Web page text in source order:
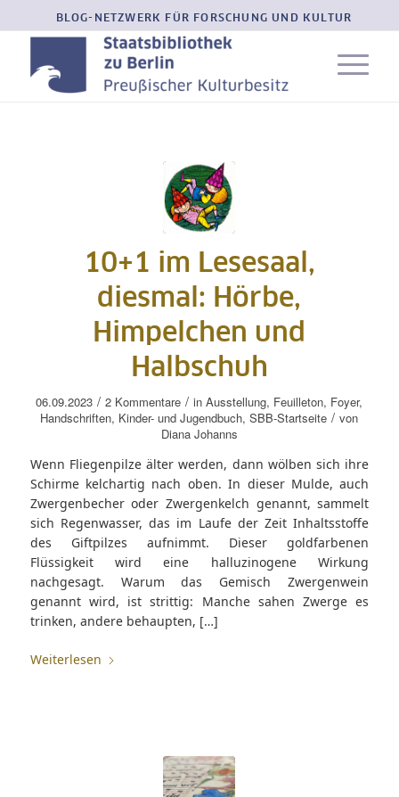
BLOG-NETZWERK FÜR FORSCHUNG UND KULTUR
10+1 im Lesesaal,
diesmal: Hörbe,
Himpelchen und
Halbschuh
06.09.2023 / 2 Kommentare / inAusstellung, Feuilleton, Foyer,
Handschriften, Kinder- und Jugendbuch,SBB-Startseite / von
Diana Johanns
Wenn Fliegenpilze älter werden, dann wölben sich ihre
Schirme kelchartig nach oben. In dieser Mulde, auch
Zwergenbecher oder Zwergenkelch genannt, sammelt
sich Regenwasser, das im Laufe der Zeit Inhaltsstoffe
des Giftpilzes aufnimmt. Dieser goldfarbenen
Flüssigkeit wird eine halluzinogene Wirkung
nachgesagt. Warum das Gemisch Zwergenwein
genannt wird, ist strittig: Manche sahen Zwerge es
trinken, andere behaupten, […]
Weiterlesen